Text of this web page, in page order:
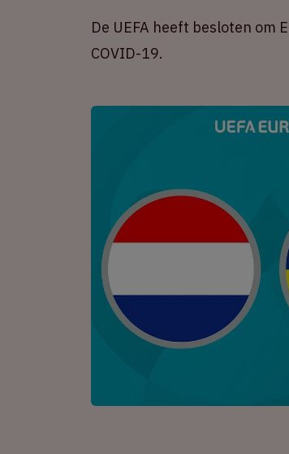
De UEFA heeft besloten om
COVID-19.